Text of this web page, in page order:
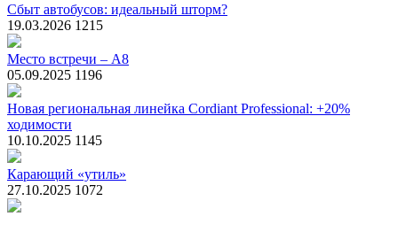
Сбыт автобусов: идеальный шторм?
19.03.2026 1215
Место встречи – А8
05.09.2025 1196
Новая региональная линейка Cordiant Professional: +20%
ходимости
10.10.2025 1145
Карающий «утиль»
27.10.2025 1072